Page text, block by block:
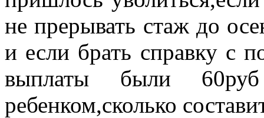
не прерывать стаж до
и если брать справку с
выплаты были
ребенком,сколько